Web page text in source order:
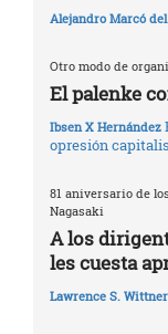
Alejandro Marcó
Otro modo de
El palenke
Ibsen X Hernández
opresión
81 aniversario de
Nagasaki
A los
les cuesta
Lawrence S. Wittner